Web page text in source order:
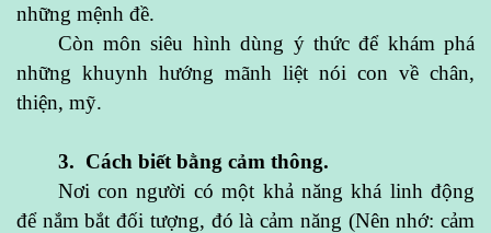
những mệnh đề.
Còn môn siêu hình dùng ý thức để khám phá
những khuynh hướng mãnh liệt nói con về chân,
thiện, mỹ.
3. Cách biết bằng cảm thông.
Nơi con người có một khả năng khá linh động
để nắm bắt đối tượng, đó là cảm năng (Nên nhớ: cảm